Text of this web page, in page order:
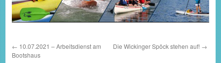
← 10.07.2021 – Arbeitsdienst am
Bootshaus
Die Wickinger Spöck stehen auf! →